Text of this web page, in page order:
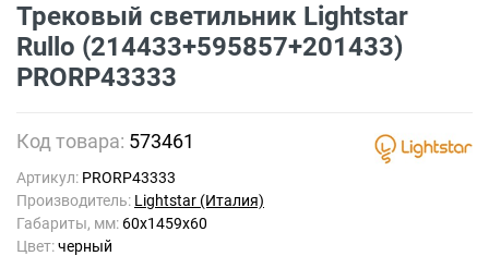
Трековый светильник Lightstar
Rullo (214433+595857+201433)
PRORP43333
Код товара: 573461
Артикул: PRORP43333
Производитель: Lightstar (Италия)
Габариты, мм: 60x1459x60
Цвет:черный